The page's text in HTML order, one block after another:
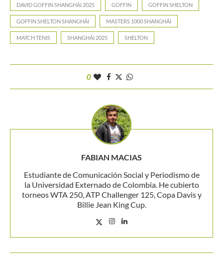
DAVID GOFFIN SHANGHÁI 2025 GOFFIN GOFFIN SHELTON
GOFFIN SHELTON SHANGHÁI MASTERS 1000 SHANGHÁI
MATCH TENIS SHANGHÁI 2025 SHELTON
0
FABIAN MACIAS
Estudiante de Comunicación Social y Periodismo de
la Universidad Externado de Colombia. He cubierto
torneos WTA 250, ATP Challenger 125, Copa Davis y
Billie Jean King Cup.